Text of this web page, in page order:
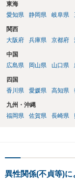
東海
愛知県
静岡県 岐阜県
関西
大阪府
兵庫県 京都府
中国
広島県
岡山県 山口県
四国
香川県
愛媛県 高知県
九州・沖縄
福岡県
佐賀県 長崎県
異性関係(不貞等)